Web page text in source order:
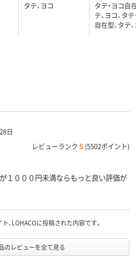
タテ、ヨコ
タテ・ヨコ自
テ、ヨコ、タ
自在型、タテ
日
レビューランク S (5502ポイント)
１０００円未満ならもっと良い評価が
、LOHACOに投稿された内容です。
のレビューを全て見る